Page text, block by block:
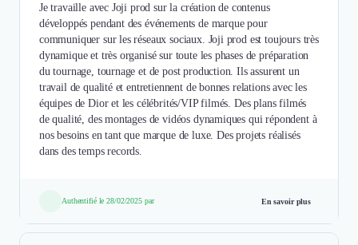
Je travaille avec Joji prod sur la création de contenus
développés pendant des événements de marque pour
communiquer sur les réseaux sociaux. Joji prod est toujours très
dynamique et très organisé sur toute les phases de préparation
du tournage, tournage et de post production. Ils assurent un
travail de qualité et entretiennent de bonnes relations avec les
équipes de Dior et les célébrités/VIP filmés. Des plans filmés
de qualité, des montages de vidéos dynamiques qui répondent à
nos besoins en tant que marque de luxe. Des projets réalisés
dans des temps records.
Authentifié le 28/02/2025 par En savoir plus